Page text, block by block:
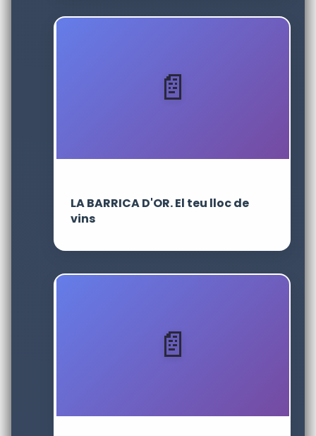
LA BARRICA D'OR. El teu lloc de
vins